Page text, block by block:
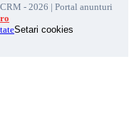
- 2026 | Portal anunturi
Setari cookies